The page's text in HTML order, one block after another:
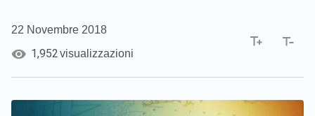
22 Novembre 2018
1,952visualizzazioni